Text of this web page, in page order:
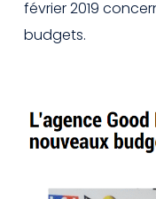
février 2019
budgets.